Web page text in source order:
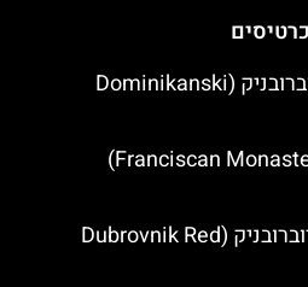
כרטיסים
המנזר הדומניקני של דוברובניק (Dominikanski
המנזר הפרנציסקני (Franciscan Monastery)
מוזיאון הקומוניזם של דוברובניק (Dubrovnik Red